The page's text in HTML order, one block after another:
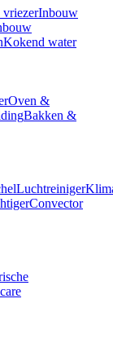
Inbouw
Kokend water
Oven &
Bakken &
Luchtreiniger
Convector